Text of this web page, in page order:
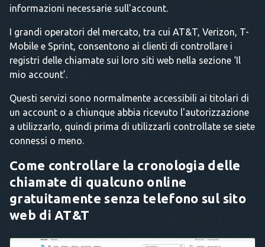
informazioni necessarie sull'account.
I grandi operatori del mercato, tra cui AT&T, Verizon, T-
Mobile e Sprint, consentono ai clienti di controllare i
registri delle chiamate sui loro siti web nella sezione ‘Il
mio account’.
Questi servizi sono normalmente accessibili ai titolari di
un account o a chiunque abbia ricevuto l'autorizzazione
a utilizzarlo, quindi prima di utilizzarli controllate se siete
connessi o meno.
Come controllare la cronologia delle
chiamate di qualcuno online
gratuitamente senza telefono sul sito
web di AT&T